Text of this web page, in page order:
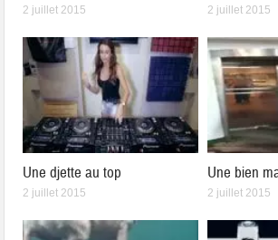
2 juillet 2015 2 juillet 2015
Une djette au top
2 juillet 2015
Une bien
2 juillet 2015